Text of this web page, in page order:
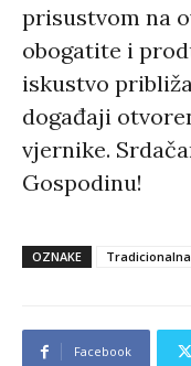
prisustvom na
obogatite i
iskustvo
događaji
vjernike.
Gospodinu!
OZNAKE
Facebook